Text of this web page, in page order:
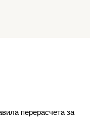
перерасчета за